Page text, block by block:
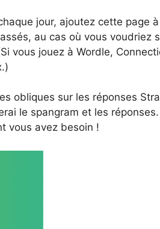
jour, ajoutez cette page
au cas où vous voudriez
vous jouez à Wordle,
obliques sur les réponses
le spangram et les
vous avez besoin !